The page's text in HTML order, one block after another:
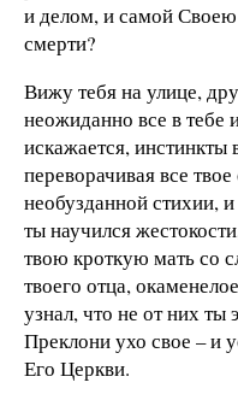
и делом, и самой
смерти?
Вижу тебя на улице,
неожиданно все в тебе
искажается,
переворачивая все
необузданной стихии,
ты научился
твою кроткую мать со
твоего отца,
узнал, что не от них ты
Преклони ухо свое – и
Его Церкви.